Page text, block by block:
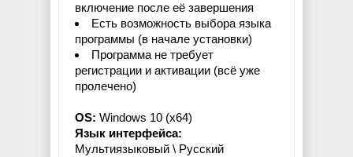
включение после её завершения
Есть возможность выбора языка
программы (в начале установки)
Программа не требует
регистрации и активации (всё уже
пролечено)
OS: Windows 10 (x64)
Язык интерфейса:
Мультиязыковый \ Русский